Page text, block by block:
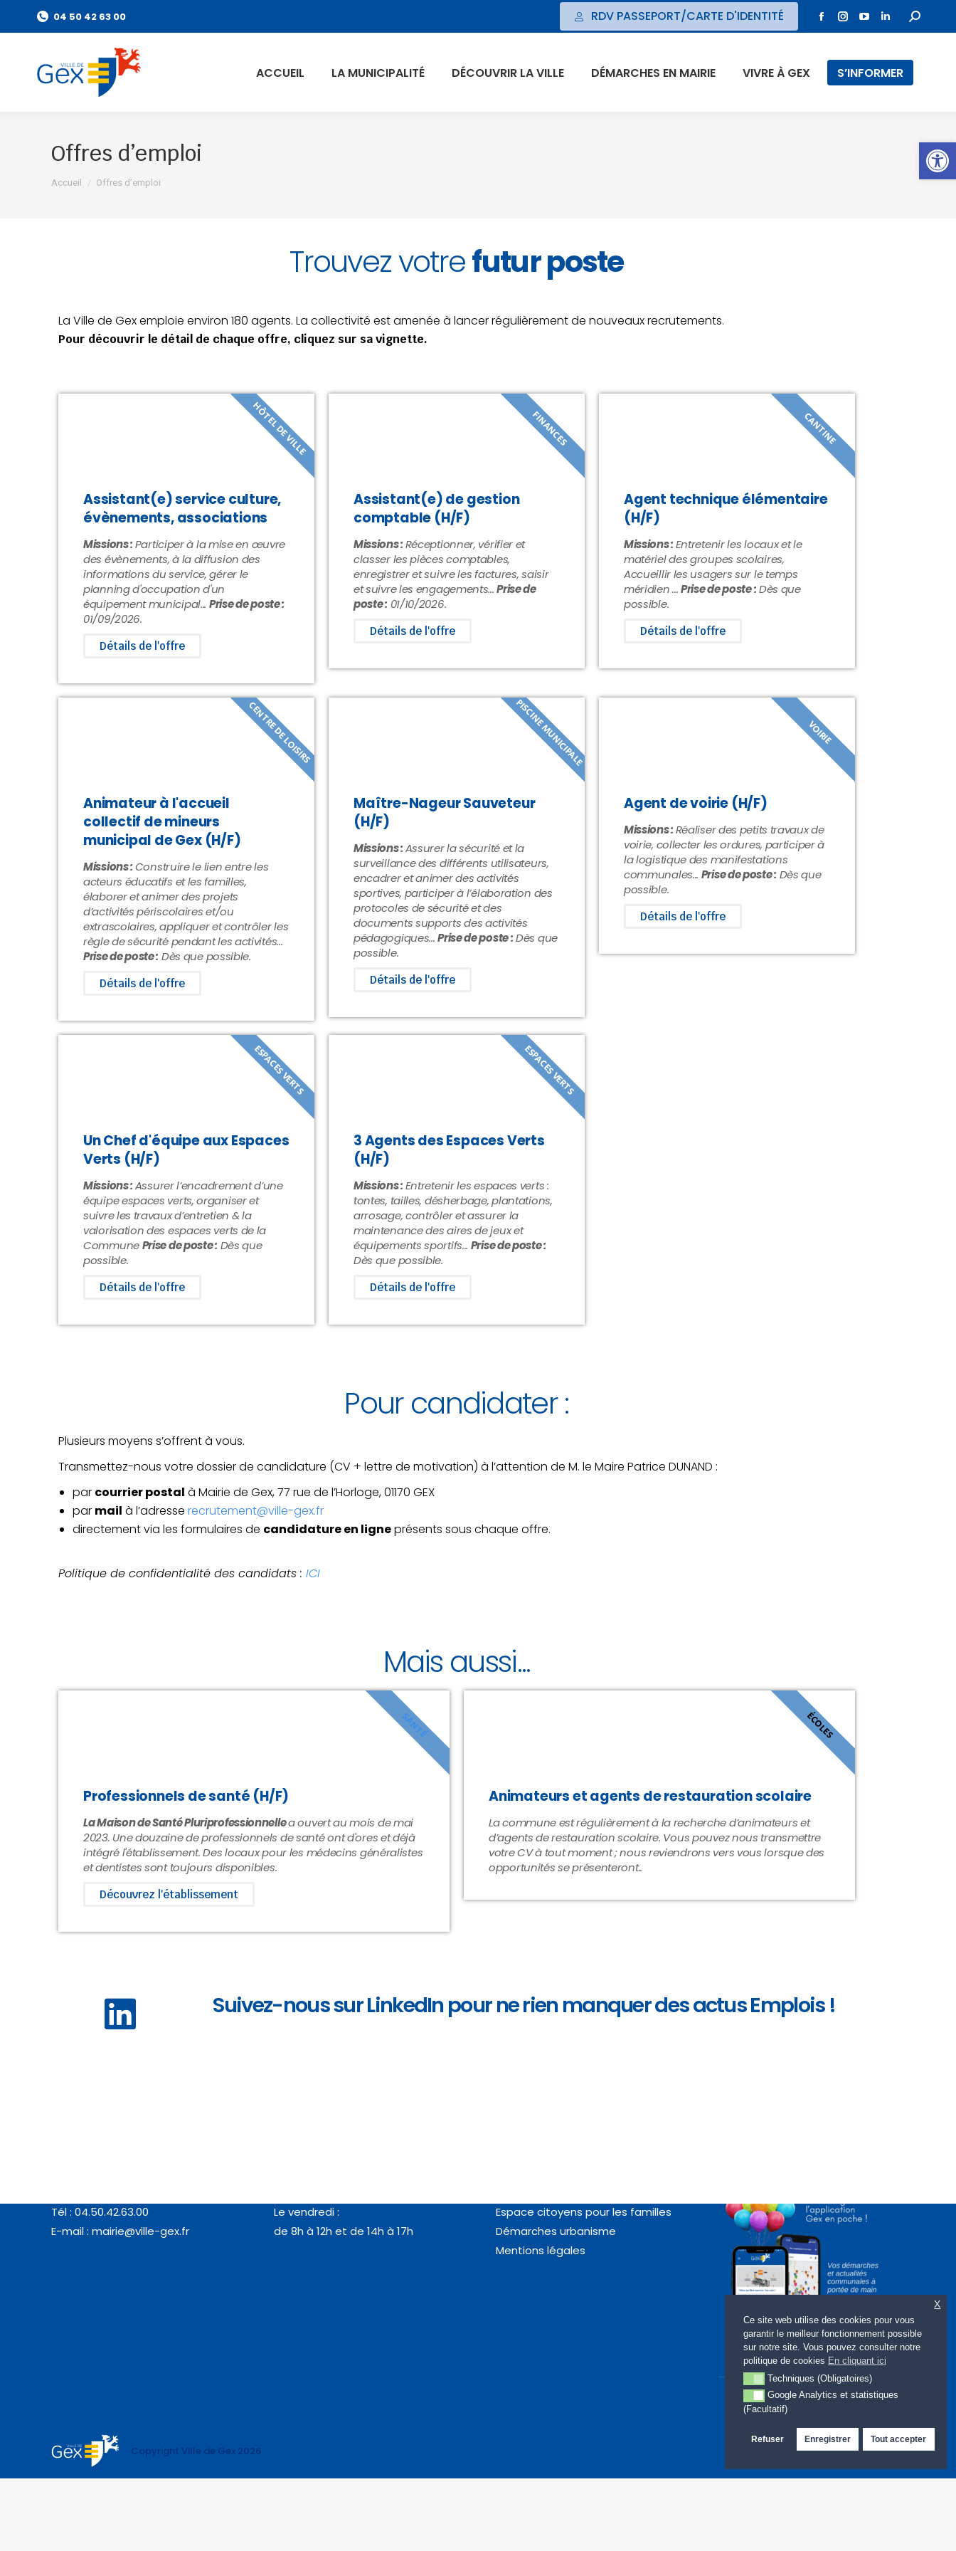
Ouvrir
04 50 42 63 00 RDV PASSEPORT/CARTE D'IDENTITÉ
ACCUEIL LA MUNICIPALITÉ DÉCOUVRIR LA VILLE DÉMARCHES EN MAIRIE VIVRE À GEX S’INFORMER
Offres d’emploi
Vous êtes ici :
Accueil Offres d’emploi
Trouvez votrefutur poste
La Ville de Gex emploie environ 180 agents. La collectivité est amenée à lancer régulièrement de nouveaux recrutements.
Pour découvrir le détail de chaque offre, cliquez sur sa vignette.
Assistant(e) service culture,
évènements, associations
Missions :Participer à la mise en œuvre
des évènements, à la diffusion des
informations du service, gérer le
planning d'occupation d'un
équipement municipal... Prise de poste :
01/09/2026.
Détails de l'offre
HÔTEL DE VILLE
Assistant(e) de gestion
comptable (H/F)
Missions :Réceptionner, vérifier et
classer les pièces comptables,
enregistrer et suivre les factures, saisir
et suivre les engagements...Prise de
poste : 01/10/2026.
Détails de l'offre
FINANCES
Agent technique élémentaire
(H/F)
Missions :Entretenir les locaux et le
matériel des groupes scolaires,
Accueillir les usagers sur le temps
méridien ...Prise de poste :Dès que
possible.
Détails de l'offre
CANTINE
Animateur à l'accueil
collectif de mineurs
municipal de Gex (H/F)
Missions :Construire le lien entre les
acteurs éducatifs et les familles,
élaborer et animer des projets
d’activités périscolaires et/ou
extrascolaires, appliquer et contrôler les
règle de sécurité pendant les activités...
Prise de poste : Dès que possible.
Détails de l'offre
CENTRE DE LOISIRS
Maître-Nageur Sauveteur
(H/F)
Missions :Assurer la sécurité et la
surveillance des différents utilisateurs,
encadrer et animer des activités
sportives, participer à l’élaboration des
protocoles de sécurité et des
documents supports des activités
pédagogiques...Prise de poste :Dès que
possible.
Détails de l'offre
PISCINE MUNICIPALE
Agent de voirie (H/F)
Missions :Réaliser des petits travaux de
voirie, collecter les ordures, participer à
la logistique des manifestations
communales... Prise de poste : Dès que
possible.
Détails de l'offre
VOIRIE
Un Chef d'équipe aux Espaces
Verts (H/F)
Missions :Assurer l’encadrement d’une
équipe espaces verts, organiser et
suivre les travaux d’entretien & la
valorisation des espaces verts de la
CommunePrise de poste : Dès que
possible.
Détails de l'offre
ESPACES VERTS
3 Agents des Espaces Verts
(H/F)
Missions :Entretenir les espaces verts :
tontes, tailles, désherbage, plantations,
arrosage, contrôler et assurer la
maintenance des aires de jeux et
équipements sportifs... Prise de poste :
Dès que possible.
Détails de l'offre
ESPACES VERTS
Pour candidater :
Plusieurs moyens s’offrent à vous.
Transmettez-nous votre dossier de candidature (CV + lettre de motivation) à l’attention de M. le Maire Patrice DUNAND :
par courrier postal à Mairie de Gex, 77 rue de l’Horloge, 01170 GEX
par mail à l’adresse recrutement@ville-gex.fr
directement via les formulaires de candidature en ligneprésents sous chaque offre.
Politique de confidentialité des candidats : ICI
Mais aussi...
Professionnels de santé (H/F)
La Maison de Santé Pluriprofessionnellea ouvert au mois de mai
2023. Une douzaine de professionnels de santé ont d'ores et déjà
intégré l'établissement. Des locaux pour les médecins généralistes
et dentistes sont toujours disponibles.
Découvrez l'établissement
SANTÉ
Animateurs et agents de restauration scolaire
La commune est régulièrement à la recherche d’animateurs et
d’agents de restauration scolaire. Vous pouvez nous transmettre
votre CV à tout moment ; nous reviendrons vers vous lorsque des
opportunités se présenteront..
ÉCOLES
Suivez-nous sur LinkedIn pour ne rien manquer des actus Emplois !
Tél : 04.50.42.63.00
E-mail : mairie@ville-gex.fr
Le vendredi :
de 8h à 12h et de 14h à 17h
Espace citoyens pour les familles
Démarches urbanisme
Mentions légales
Copyright Ville de Gex 2026 Site web : LMBDELTA.COM
Ce site web utilise des cookies pour vous
garantir le meilleur fonctionnement possible
sur notre site. Vous pouvez consulter notre
politique de cookies En cliquant ici
Techniques (Obligatoires)
Techniques (Obligatoires)
Google Analytics et statistiques (Facultatif)
Google Analytics et statistiques
(Facultatif)
Refuser Enregistrer Tout accepter
X